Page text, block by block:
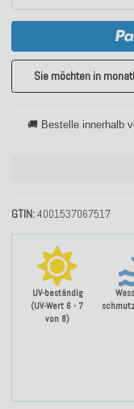
UV-beständig
(UV-Wert 6 - 7
von 8)
GTIN 4001537067517
Sie möchten in
🚚 Bestelle innerhalb